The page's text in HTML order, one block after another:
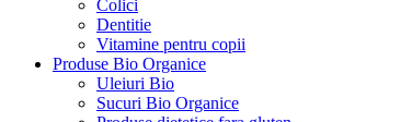
Colici
Dentitie
Vitamine pentru copii
Produse Bio Organice
Uleiuri Bio
Sucuri Bio Organice